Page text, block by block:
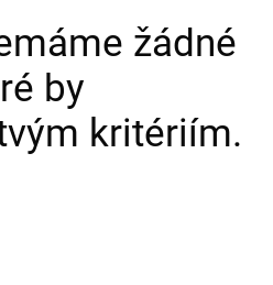
žádné
by
kritériím.